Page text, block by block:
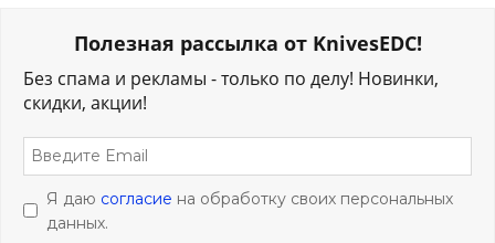
Полезная рассылка от KnivesEDC!
Без спама и рекламы - только по делу! Новинки,
скидки, акции!
Я даю согласие на обработку своих персональных
данных.